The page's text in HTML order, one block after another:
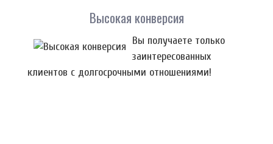
Высокая конверсия
Вы получаете только
заинтересованных
клиентов с долгосрочными отношениями!